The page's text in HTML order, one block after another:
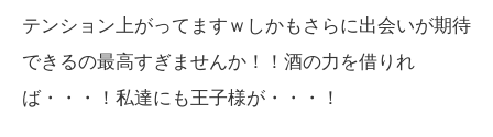
テンション上がってますｗしかもさらに出会いが期待
できるの最高すぎませんか！！酒の力を借りれ
ば・・・！私達にも王子様が・・・！